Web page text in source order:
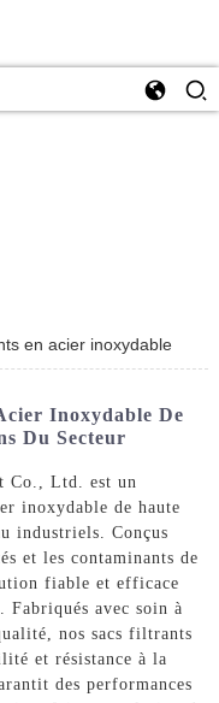
en acier inoxydable
Inoxydable De
Du Secteur
Co., Ltd. est un
inoxydable de haute
industriels. Conçus
et les contaminants de
fiable et efficace
avec soin à
nos sacs filtrants
et résistance à la
des performances